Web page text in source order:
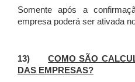
Somente após a
empresa poderá ser ativada
13)COMO SÃO
DAS EMPRESAS?